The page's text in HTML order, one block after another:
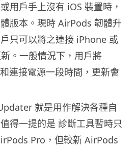
用戶手上沒有 iOS 裝置時，
版本。現時 AirPods 韌體升
只可以將之連接 iPhone 或
。一般情況下，用戶將
連接電源一段時間，更新會
就是用作解決各種自
得一提的是 診斷工具暫時只
Pro，但較新 AirPods